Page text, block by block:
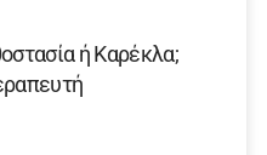
ή Καρέκλα;